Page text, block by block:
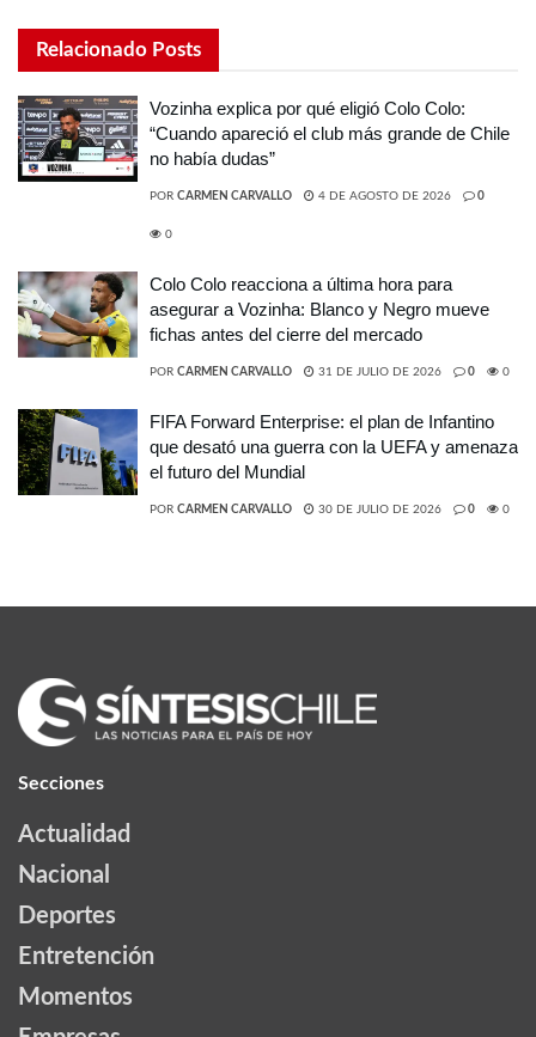
Relacionado Posts
Vozinha explica por qué eligió Colo Colo:
“Cuando apareció el club más grande de Chile
no había dudas”
POR CARMEN CARVALLO 4 DE AGOSTO DE 2026 0
0
Colo Colo reacciona a última hora para
asegurar a Vozinha: Blanco y Negro mueve
fichas antes del cierre del mercado
POR CARMEN CARVALLO 31 DE JULIO DE 2026 0 0
FIFA Forward Enterprise: el plan de Infantino
que desató una guerra con la UEFA y amenaza
el futuro del Mundial
POR CARMEN CARVALLO 30 DE JULIO DE 2026 0 0
Secciones
Actualidad
Nacional
Deportes
Entretención
Momentos